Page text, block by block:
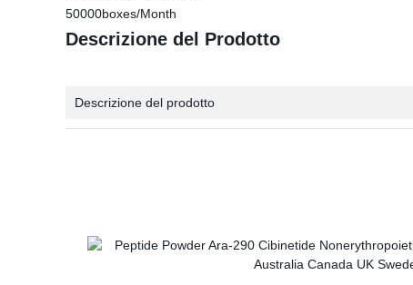
50000boxes/Month
Descrizione del Prodotto
Descrizione del prodotto